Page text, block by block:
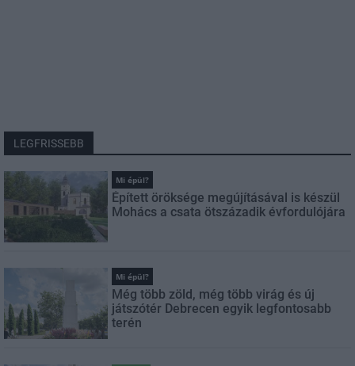
LEGFRISSEBB
Mi épül?
Épített öröksége megújításával is készül
Mohács a csata ötszázadik évfordulójára
Mi épül?
Még több zöld, még több virág és új
játszótér Debrecen egyik legfontosabb
terén